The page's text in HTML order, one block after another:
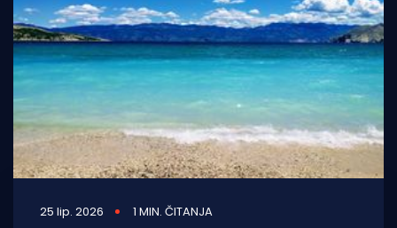
Turizam i nautika
Pomorstvo
Ribolov
Ekologija
Tradicija i kultura
25 lip. 2026 1 MIN. ČITANJA